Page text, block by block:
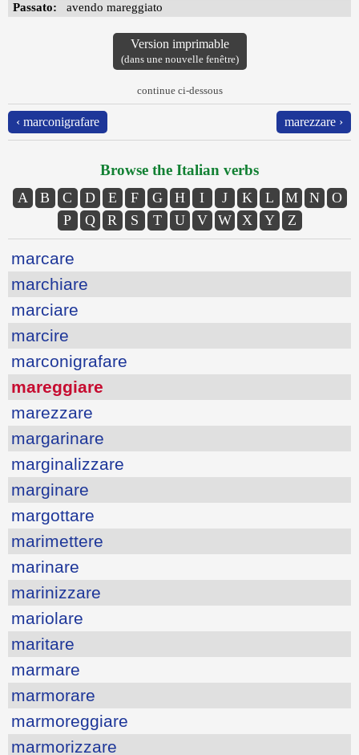
Passato: avendo mareggiato
Version imprimable
(dans une nouvelle fenêtre)
continue ci-dessous
‹ marconigrafare marezzare ›
Browse the Italian verbs
A B C D E F G H I J K L M N
O
P
Q R S T U V W X Y Z
marcare
marchiare
marciare
marcire
marconigrafare
mareggiare
marezzare
margarinare
marginalizzare
marginare
margottare
marimettere
marinare
marinizzare
mariolare
maritare
marmare
marmorare
marmoreggiare
marmorizzare